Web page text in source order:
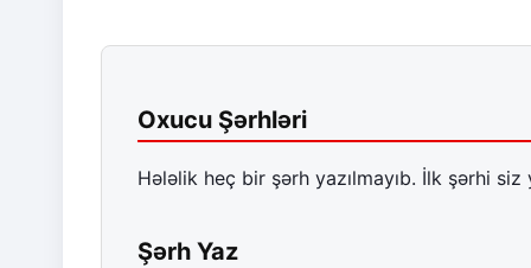
Oxucu Şərhləri
Hələlik heç bir şərh yazılmayıb. İlk şərhi siz
Şərh Yaz